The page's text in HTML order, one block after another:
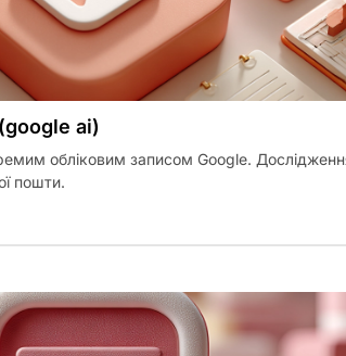
ai)
обліковим записом Google.
пошти.